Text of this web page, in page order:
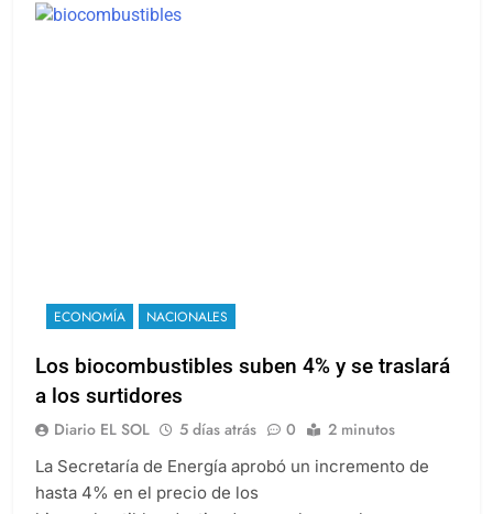
ECONOMÍA NACIONALES
Los biocombustibles suben 4% y se traslará
a los surtidores
Diario EL SOL 5 días atrás 0 2 minutos
La Secretaría de Energía aprobó un incremento de
hasta 4% en el precio de los